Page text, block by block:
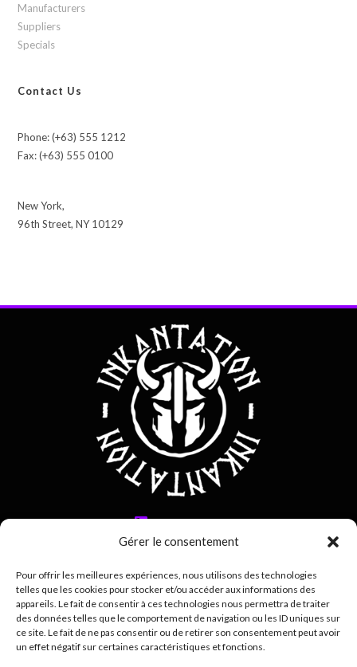
Gérer le consentement
Pour offrir les meilleures expériences, nous utilisons des technologies
telles que les cookies pour stocker et/ou accéder aux informations des
appareils. Le fait de consentir à ces technologies nous permettra de traiter
des données telles que le comportement de navigation ou les ID uniques sur
ce site. Le fait de ne pas consentir ou de retirer son consentement peut avoir
un effet négatif sur certaines caractéristiques et fonctions.
Manufacturers
Suppliers
Specials
Contact Us
Phone: (+63) 555 1212
Fax: (+63) 555 0100
New York,
96th Street, NY 10129
0692 42 38 80
contact@inkantation.re
Suivez-nous sur